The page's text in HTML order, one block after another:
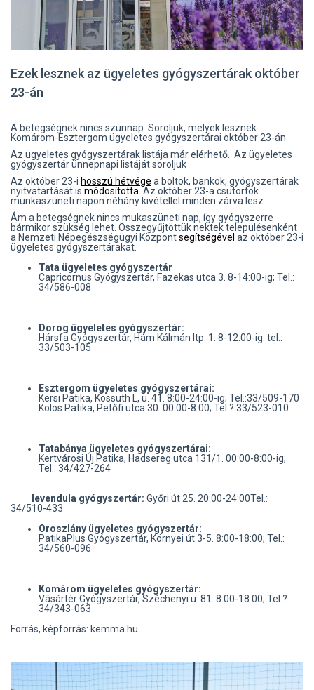
Ezek lesznek az ügyeletes gyógyszertárak október
23-án
A betegségnek nincs szünnap. Soroljuk, melyek lesznek
Komárom-Esztergom ügyeletes gyógyszertárai október 23-án
Az ügyeletes gyógyszertárak listája már elérhető. Az ügyeletes
gyógyszertár ünnepnapi listáját soroljuk
Az október 23-i hosszú hétvége a boltok, bankok, gyógyszertárak
nyitvatartását is módosította. Az október 23-a csütörtök
munkaszüneti napon néhány kivétellel minden zárva lesz.
Ám a betegségnek nincs mukaszüneti nap, így gyógyszerre
bármikor szükség lehet. Összegyűjtöttük nektek településenként
a Nemzeti Népegészségügyi Központsegítségével az október 23-i
ügyeletes gyógyszertárakat.
Tata ügyeletes gyógyszertár
Capricornus Gyógyszertár, Fazekas utca 3. 8-14:00-ig; Tel.:
34/586-008
Dorog ügyeletes gyógyszertár:
Hársfa Gyógyszertár, Hám Kálmán ltp. 1. 8-12:00-ig. tel.:
33/503-105
Esztergom ügyeletes gyógyszertárai:
Kersi Patika, Kossuth L, u. 41. 8:00-24:00-ig; Tel.:33/509-170
Kolos Patika, Petőfi utca 30. 00:00-8:00; Tel.? 33/523-010
Tatabánya ügyeletes gyógyszertárai:
Kertvárosi Új Patika, Hadsereg utca 131/1. 00:00-8:00-ig;
Tel.: 34/427-264
levendula gyógyszertár: Győri út 25. 20:00-24:00Tel.:
34/510-433
Oroszlány ügyeletes gyógyszertár:
PatikaPlus Gyógyszertár, Környei út 3-5. 8:00-18:00; Tel.:
34/560-096
Komárom ügyeletes gyógyszertár:
Vásártér Gyógyszertár, Széchenyi u. 81. 8:00-18:00; Tel.?
34/343-063
Forrás, képforrás: kemma.hu